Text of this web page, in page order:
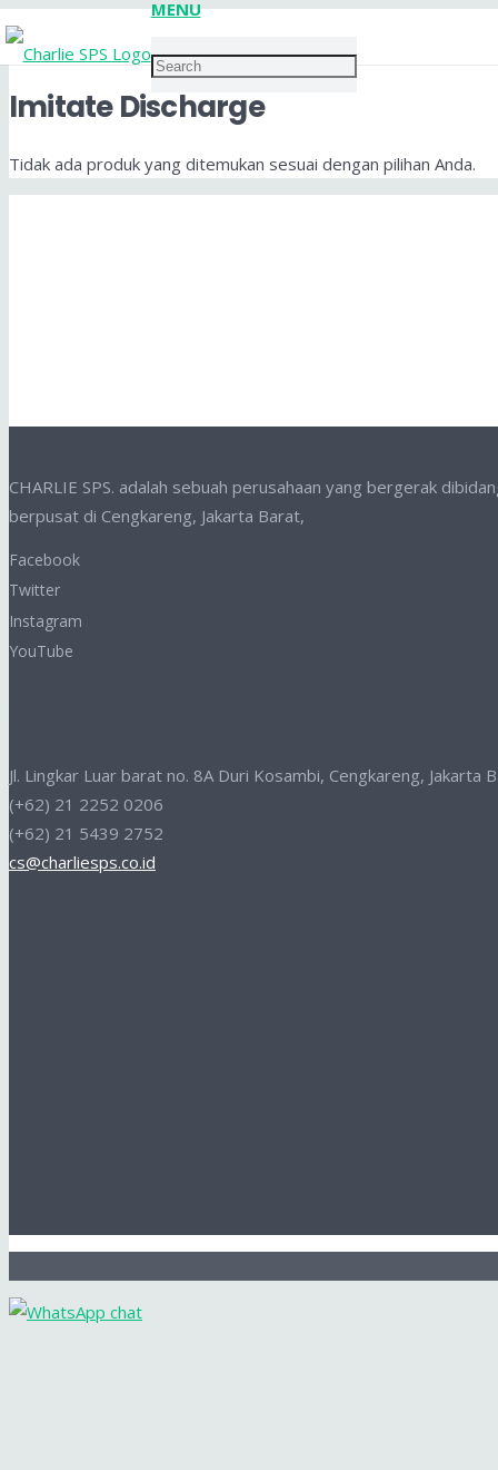
MENU
Imitate Discharge
Tidak ada produk yang ditemukan sesuai dengan pilihan Anda.
CHARLIE SPS. adalah sebuah perusahaan yang bergerak
berpusat di Cengkareng, Jakarta Barat,
Facebook
Twitter
Instagram
YouTube
Jl. Lingkar Luar barat no. 8A Duri Kosambi, Cengkareng, Jakarta
(+62) 21 2252 0206
(+62) 21 5439 2752
cs@charliesps.co.id